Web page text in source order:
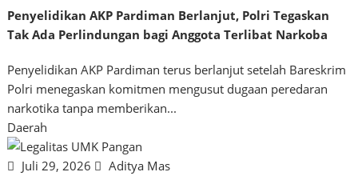
Penyelidikan AKP Pardiman Berlanjut, Polri Tegaskan
Tak Ada Perlindungan bagi Anggota Terlibat Narkoba
Penyelidikan AKP Pardiman terus berlanjut setelah Bareskrim
Polri menegaskan komitmen mengusut dugaan peredaran
narkotika tanpa memberikan...
Daerah
Juli 29, 2026 Aditya Mas